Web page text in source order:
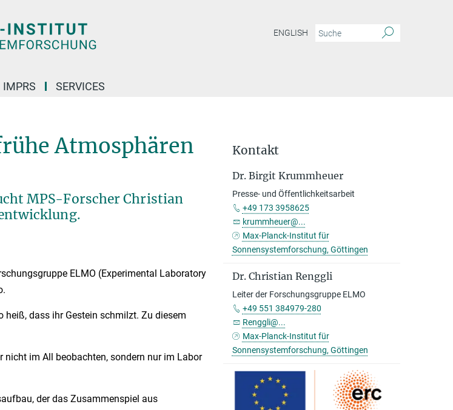
ENGLISH
IMPRS SERVICES
Atmosphären
MPS-Forscher Christian
ELMO (Experimental Laboratory
dass ihr Gestein schmilzt. Zu diesem
im All beobachten, sondern nur im Labor
der das Zusammenspiel aus
Kontakt
Dr. Birgit Krummheuer
Presse- und Öffentlichkeitsarbeit
+49 173 3958625
krummheuer@...
Max-Planck-Institut für
Sonnensystemforschung, Göttingen
Dr. Christian Renggli
Leiter der Forschungsgruppe ELMO
+49 551 384979-280
Renggli@...
Max-Planck-Institut für
Sonnensystemforschung, Göttingen